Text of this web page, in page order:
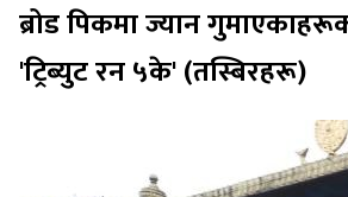
ब्रोड पिकमा ज्यान
'ट्रिब्युट रन ५के' (तस्बिरहरू)